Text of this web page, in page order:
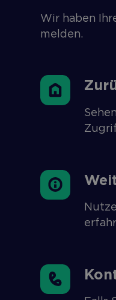
Wir haben
melden.